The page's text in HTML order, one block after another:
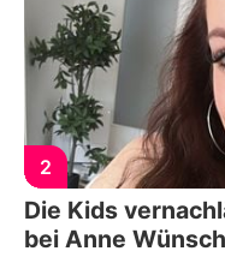
2
Die Kids
bei Anne